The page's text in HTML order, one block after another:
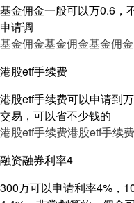
基金佣金一般可以万0.6，
申请调
基金佣金基金佣金基金佣金
港股etf手续费
港股etf手续费可以申请到
交易，可以省不少钱的
港股etf手续费港股etf手续费
融资融券利率4
300万可以申请利率4%，